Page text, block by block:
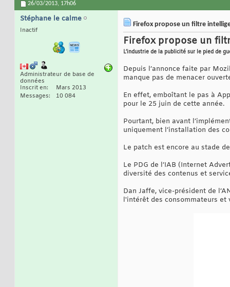
26/03/2013, 17h06
Stéphane le calme
Inactif
Administrateur de base de
données
Inscrit en
Mars 2013
Messages
10 084
Firefox propose un filtre
Firefox propose un
L’industrie de la publicité sur le pied de
Depuis l’annonce faite par
manque pas de menacer
En effet, emboîtant le pas à
pour le 25 juin de cette année.
Pourtant, bien avant
uniquement l’installation des
Le patch est encore au stade
Le PDG de l’IAB (Internet
diversité des contenus et
Dan Jaffe, vice-président de
l'intérêt des consommateurs et